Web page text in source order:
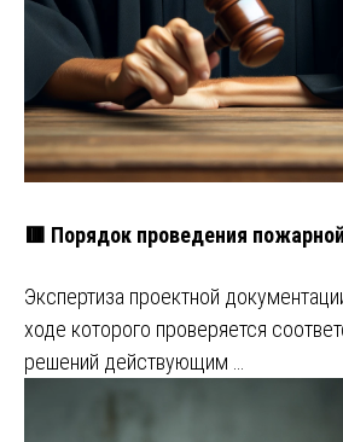
🟥 Порядок проведения
Экспертиза проектной
ходе которого проверяется
решений действующим …